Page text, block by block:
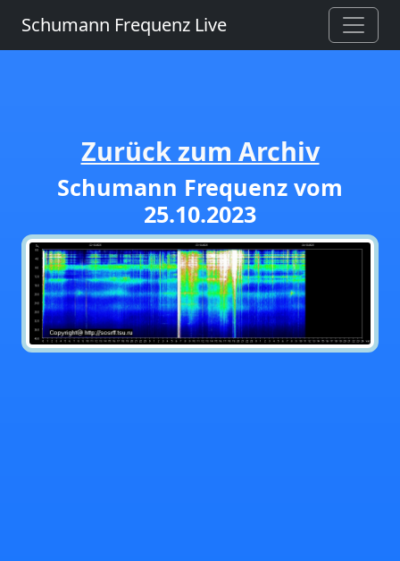
Schumann Frequenz Live
Zurück zum Archiv
Schumann Frequenz vom
25.10.2023